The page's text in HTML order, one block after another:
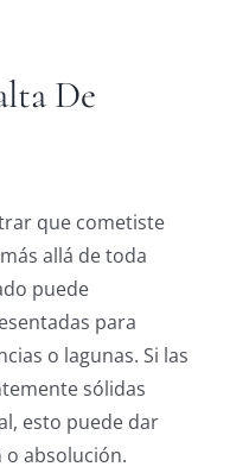
De
que cometiste
allá de toda
puede
para
o lagunas. Si las
sólidas
esto puede dar
o absolución.